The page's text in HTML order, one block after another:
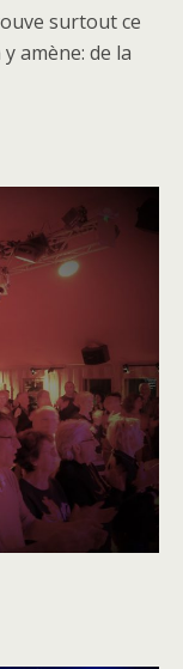
surtout ce
amène: de la